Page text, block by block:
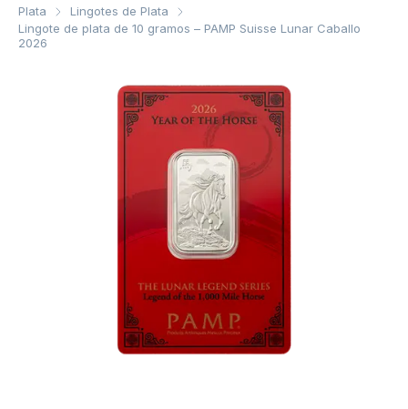
Plata
Lingotes de Plata
Lingote de plata de 10 gramos – PAMP Suisse Lunar Caballo
2026